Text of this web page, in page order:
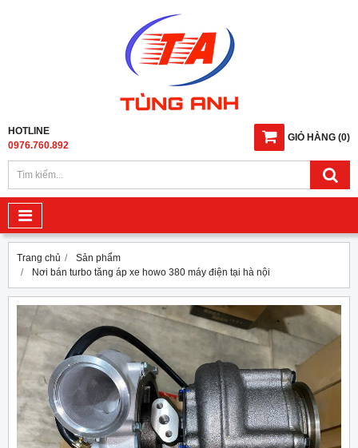
GIỎ HÀNG (0)
HOTLINE
0976.760.892
Trang chủ
Sản phẩm
Nơi bán turbo tăng áp xe howo 380 máy điện tại hà nội